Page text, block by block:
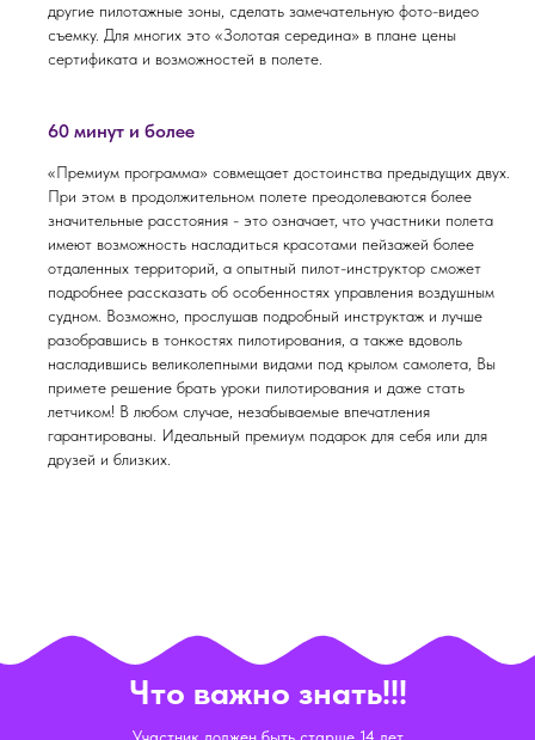
другие пилотажные зоны, сделать замечательную фото-видео
съемку. Для многих это «Золотая середина» в плане цены
сертификата и возможностей в полете.
60 минут и более
«Премиум программа» совмещает достоинства предыдущих двух.
При этом в продолжительном полете преодолеваются более
значительные расстояния - это означает, что участники полета
имеют возможность насладиться красотами пейзажей более
отдаленных территорий, а опытный пилот-инструктор сможет
подробнее рассказать об особенностях управления воздушным
судном. Возможно, прослушав подробный инструктаж и лучше
разобравшись в тонкостях пилотирования, а также вдоволь
насладившись великолепными видами под крылом самолета, Вы
примете решение брать уроки пилотирования и даже стать
летчиком! В любом случае, незабываемые впечатления
гарантированы. Идеальный премиум подарок для себя или для
друзей и близких.
Что важно знать!!!